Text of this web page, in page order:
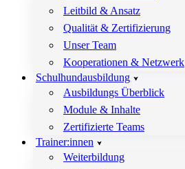
Leitbild & Ansatz
Qualität & Zertifizierung
Unser Team
Kooperationen & Netzwerk
Schulhundausbildung
Ausbildungs Überblick
Module & Inhalte
Zertifizierte Teams
Trainer:innen
Weiterbildung